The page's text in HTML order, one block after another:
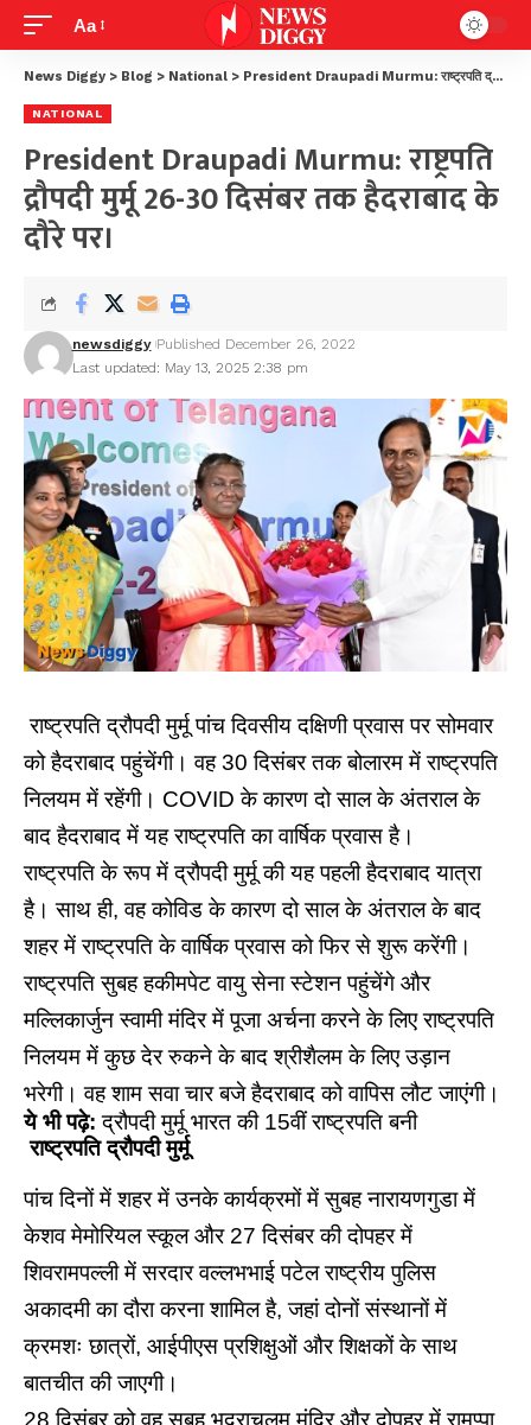
Aa
News Diggy > Blog > National > President Draupadi Murmu: राष्ट्रपति द्रौपदी मुर्मू 26-30 दिसंबर तक हैदराबाद के दौरे पर।
NATIONAL
President Draupadi Murmu: राष्ट्रपति
द्रौपदी मुर्मू 26-30 दिसंबर तक हैदराबाद के
दौरे पर।
Last updated: May 13, 2025 2:38 pm
newsdiggy Published December 26, 2022
राष्ट्रपति द्रौपदी मुर्मू पांच दिवसीय दक्षिणी प्रवास पर सोमवार
को हैदराबाद पहुंचेंगी। वह 30 दिसंबर तक बोलारम में राष्ट्रपति
निलयम में रहेंगी। COVID के कारण दो साल के अंतराल के
बाद हैदराबाद में यह राष्ट्रपति का वार्षिक प्रवास है।
राष्ट्रपति के रूप में द्रौपदी मुर्मू की यह पहली हैदराबाद यात्रा
है। साथ ही, वह कोविड के कारण दो साल के अंतराल के बाद
शहर में राष्ट्रपति के वार्षिक प्रवास को फिर से शुरू करेंगी।
राष्ट्रपति सुबह हकीमपेट वायु सेना स्टेशन पहुंचेंगे और
मल्लिकार्जुन स्वामी मंदिर में पूजा अर्चना करने के लिए राष्ट्रपति
निलयम में कुछ देर रुकने के बाद श्रीशैलम के लिए उड़ान
भरेगी। वह शाम सवा चार बजे हैदराबाद को वापिस लौट जाएंगी।
ये भी पढ़े: द्रौपदी मुर्मू भारत की 15वीं राष्ट्रपति बनी
राष्ट्रपति द्रौपदी मुर्मू
पांच दिनों में शहर में उनके कार्यक्रमों में सुबह नारायणगुडा में
केशव मेमोरियल स्कूल और 27 दिसंबर की दोपहर में
शिवरामपल्ली में सरदार वल्लभभाई पटेल राष्ट्रीय पुलिस
अकादमी का दौरा करना शामिल है, जहां दोनों संस्थानों में
क्रमशः छात्रों, आईपीएस प्रशिक्षुओं और शिक्षकों के साथ
बातचीत की जाएगी।
28 दिसंबर को वह सुबह भद्राचलम मंदिर और दोपहर में रामप्पा